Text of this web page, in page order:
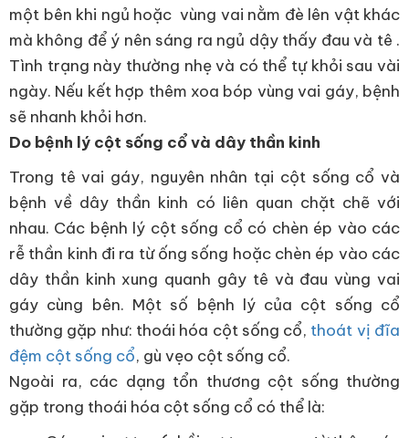
một bên khi ngủ hoặc vùng vai nằm đè lên vật khác
mà không để ý nên sáng ra ngủ dậy thấy đau và tê .
Tình trạng này thường nhẹ và có thể tự khỏi sau vài
ngày. Nếu kết hợp thêm xoa bóp vùng vai gáy, bệnh
sẽ nhanh khỏi hơn.
Do bệnh lý cột sống cổ và dây thần kinh
Trong tê vai gáy, nguyên nhân tại cột sống cổ và
bệnh về dây thần kinh có liên quan chặt chẽ với
nhau. Các bệnh lý cột sống cổ có chèn ép vào các
rễ thần kinh đi ra từ ống sống hoặc chèn ép vào các
dây thần kinh xung quanh gây tê và đau vùng vai
gáy cùng bên. Một số bệnh lý của cột sống cổ
thường gặp như: thoái hóa cột sống cổ, thoát vị đĩa
đệm cột sống cổ, gù vẹo cột sống cổ.
Ngoài ra, các dạng tổn thương cột sống thường
gặp trong thoái hóa cột sống cổ có thể là: